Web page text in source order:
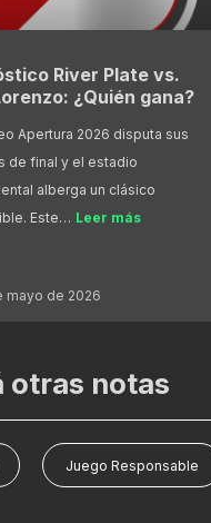
River Plate vs.
¿Quién gana?
Apertura 2026 disputa sus
de final y el estadio
alberga un clásico
Este… Leer más
mayo de 2026
otras notas
Juego Responsable